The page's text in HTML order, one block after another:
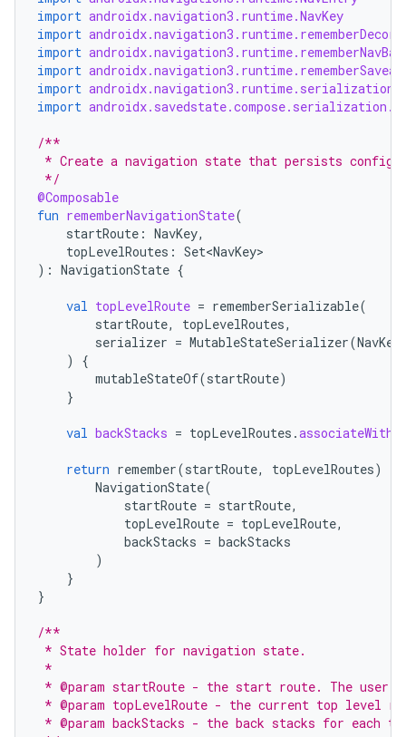
import androidx.navigation3.runtime.NavKey
import
import
import
import
import
/**
* Create a navigation state that persists config
*/
@Composable
fun rememberNavigationState(
startRoute : NavKey,
topLevelRoutes : Set<NavKey>
): NavigationState {
val topLevelRoute = rememberSerializable(
startRoute, topLevelRoutes,
serializer = MutableStateSerializer(
)
{
mutableStateOf(startRoute)
}
val backStacks = topLevelRoutes .associateWith
return remember(startRoute, topLevelRoutes)
NavigationState(
startRoute = startRoute,
topLevelRoute = topLevelRoute,
backStacks = backStacks
)
}
}
/**
* State holder for navigation state.
*
* @param startRoute - the start route. The
* @param topLevelRoute - the current top level
* @param backStacks - the back stacks for each